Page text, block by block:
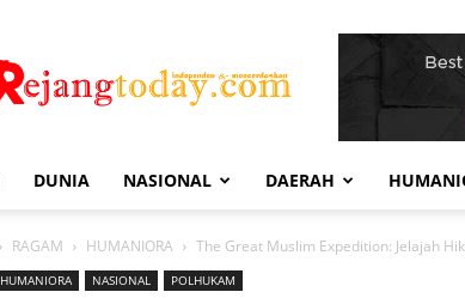
Today
DUNIA NASIONAL DAERAH
RAGAM HUMANIORA The Great Muslim Expedition: Jelajah
HUMANIORA NASIONAL POLHUKAM